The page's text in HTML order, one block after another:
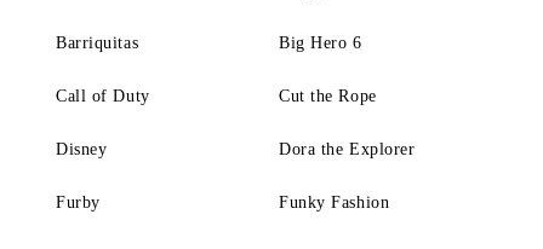
Barriquitas Big Hero 6
Call of Duty Cut the Rope
Disney Dora the Explorer
Furby Funky Fashion